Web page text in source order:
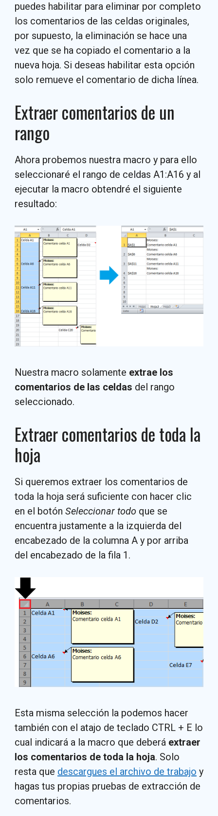
puedes habilitar para eliminar por completo
los comentarios de las celdas originales,
por supuesto, la eliminación se hace una
vez que se ha copiado el comentario a la
nueva hoja. Si deseas habilitar esta opción
solo remueve el comentario de dicha línea.
Extraer comentarios de un
rango
Ahora probemos nuestra macro y para ello
seleccionaré el rango de celdas A1:A16 y al
ejecutar la macro obtendré el siguiente
resultado:
Nuestra macro solamente extrae los
comentarios de las celdas del rango
seleccionado.
Extraer comentarios de toda la
hoja
Si queremos extraer los comentarios de
toda la hoja será suficiente con hacer clic
en el botón Seleccionar todo que se
encuentra justamente a la izquierda del
encabezado de la columna A y por arriba
del encabezado de la fila 1.
Esta misma selección la podemos hacer
también con el atajo de teclado CTRL + E lo
cual indicará a la macro que deberá extraer
los comentarios de toda la hoja. Solo
resta que descargues el archivo de trabajo y
hagas tus propias pruebas de extracción de
comentarios.